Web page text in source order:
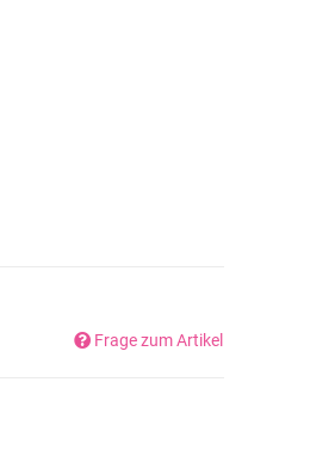
Frage zum Artikel